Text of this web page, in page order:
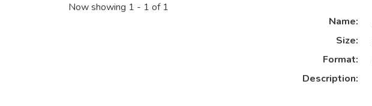
Now showing 1 - 1 of 1
Name:
Size:
Format:
Description: